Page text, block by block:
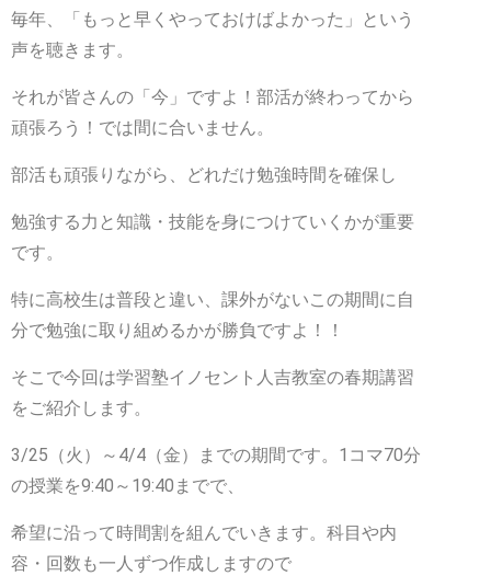
毎年、「もっと早くやっておけばよかった」という
声を聴きます。
それが皆さんの「今」ですよ！部活が終わってから
頑張ろう！では間に合いません。
部活も頑張りながら、どれだけ勉強時間を確保し
勉強する力と知識・技能を身につけていくかが重要
です。
特に高校生は普段と違い、課外がないこの期間に自
分で勉強に取り組めるかが勝負ですよ！！
そこで今回は学習塾イノセント人吉教室の春期講習
をご紹介します。
3/25（火）～4/4（金）までの期間です。1コマ70分
の授業を9:40～19:40までで、
希望に沿って時間割を組んでいきます。科目や内
容・回数も一人ずつ作成しますので